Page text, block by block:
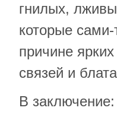
гнилых,
которые
причине
связей и
В заключение: